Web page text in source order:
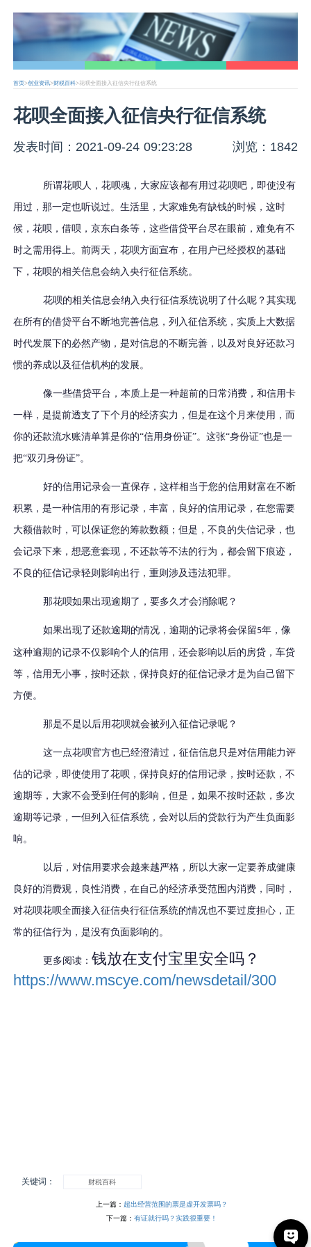
首页>创业资讯>财税百科>花呗全面接入征信央行征信系统
花呗全面接入征信央行征信系统
发表时间：2021-09-24 09:23:28 浏览：1842
所谓花呗人，花呗魂，大家应该都有用过花呗吧，即使没有
用过，那一定也听说过。生活里，大家难免有缺钱的时候，这时
候，花呗，借呗，京东白条等，这些借贷平台尽在眼前，难免有不
时之需用得上。前两天，花呗方面宣布，在用户已经授权的基础
下，花呗的相关信息会纳入央行征信系统。
花呗的相关信息会纳入央行征信系统说明了什么呢？其实现
在所有的借贷平台不断地完善信息，列入征信系统，实质上大数据
时代发展下的必然产物，是对信息的不断完善，以及对良好还款习
惯的养成以及征信机构的发展。
像一些借贷平台，本质上是一种超前的日常消费，和信用卡
一样，是提前透支了下个月的经济实力，但是在这个月来使用，而
你的还款流水账清单算是你的“信用身份证”。这张“身份证”也是一
把“双刃身份证”。
好的信用记录会一直保存，这样相当于您的信用财富在不断
积累，是一种信用的有形记录，丰富，良好的信用记录，在您需要
大额借款时，可以保证您的筹款数额；但是，不良的失信记录，也
会记录下来，想恶意套现，不还款等不法的行为，都会留下痕迹，
不良的征信记录轻则影响出行，重则涉及违法犯罪。
那花呗如果出现逾期了，要多久才会消除呢？
如果出现了还款逾期的情况，逾期的记录将会保留5年，像
这种逾期的记录不仅影响个人的信用，还会影响以后的房贷，车贷
等，信用无小事，按时还款，保持良好的征信记录才是为自己留下
方便。
那是不是以后用花呗就会被列入征信记录呢？
这一点花呗官方也已经澄清过，征信信息只是对信用能力评
估的记录，即使使用了花呗，保持良好的信用记录，按时还款，不
逾期等，大家不会受到任何的影响，但是，如果不按时还款，多次
逾期等记录，一但列入征信系统，会对以后的贷款行为产生负面影
响。
以后，对信用要求会越来越严格，所以大家一定要养成健康
良好的消费观，良性消费，在自己的经济承受范围内消费，同时，
对花呗花呗全面接入征信央行征信系统的情况也不要过度担心，正
常的征信行为，是没有负面影响的。
更多阅读：钱放在支付宝里安全吗？
https://www.mscye.com/newsdetail/300
关键词： 财税百科
上一篇： 超出经营范围的票是虚开发票吗？
下一篇： 有证就行吗？实践很重要！